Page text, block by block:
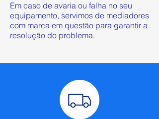
Em caso de avaria ou falha no seu
equipamento, servimos de mediadores
com marca em questão para garantir a
resolução do problema.